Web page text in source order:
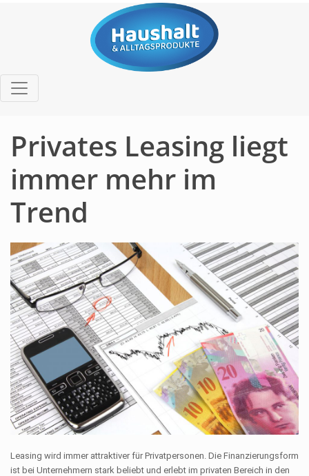
Privates Leasing liegt
immer mehr im
Trend
Leasing wird immer attraktiver für Privatpersonen. Die Finanzierungsform
ist bei Unternehmern stark beliebt und erlebt im privaten Bereich in den